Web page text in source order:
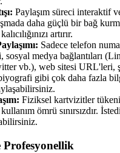
Paylaşım süreci interaktif
daha güçlü bir bağ
artırır.
Sadece telefon
sosyal medya bağlantıları
vb.), web sitesi URL'leri,
gibi çok daha fazla
Fiziksel kartvizitler
ömrü sınırsızdır.